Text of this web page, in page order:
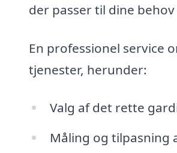
der passer til dine behov
En professionel service
tjenester, herunder:
Valg af det rette
Måling og tilpasning